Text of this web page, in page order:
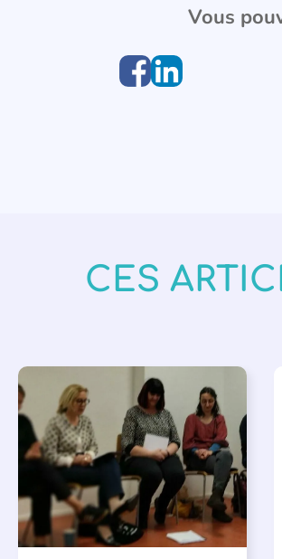
Vous
CES
APPEL À SOUTIEN ,
VIE DE L'ASSOCIATION